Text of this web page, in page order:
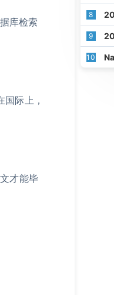
库检索
际上，
才能毕
校
8
完
9
眼
10